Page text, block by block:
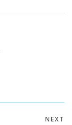
NEXT